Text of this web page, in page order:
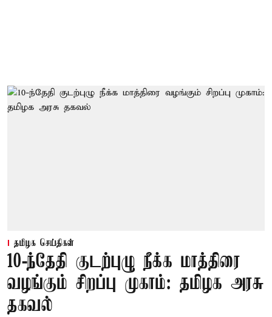
தமிழக செய்திகள்
10-ந்தேதி குடற்புழு நீக்க மாத்திரை
வழங்கும் சிறப்பு முகாம்: தமிழக அரசு
தகவல்